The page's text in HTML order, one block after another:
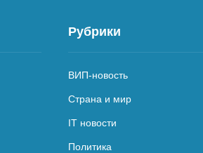
Рубрики
ВИП-новость
Страна и мир
IT новости
Политика